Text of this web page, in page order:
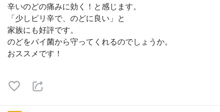
辛いのどの痛みに効く！と感じます。
「少しピリ辛で、のどに良い」と
家族にも好評です。
のどをバイ菌から守ってくれるのでしょうか。
おススメです！